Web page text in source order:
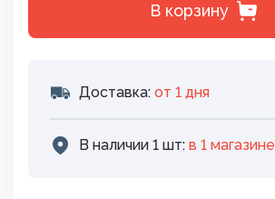
В корзину
Доставка: от 1 дня
В наличии 1 шт: в 1 магазинe